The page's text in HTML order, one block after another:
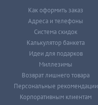
Как оформить заказ
Адреса и телефоны
Система скидок
Калькулятор банкета
Идеи для подарков
Миллезимы
Возврат лишнего товара
Персональные рекомендации
Корпоративным клиентам